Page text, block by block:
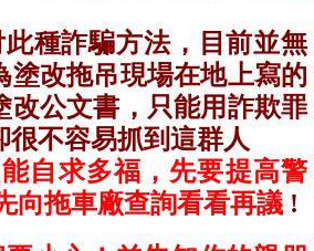
種詐騙方法，目前並無
塗改拖吊現場在地上寫的
改公文書，只能用詐欺罪
很不容易抓到這群人
自求多福，先要提高警
向拖車廠查詢看看再議 !